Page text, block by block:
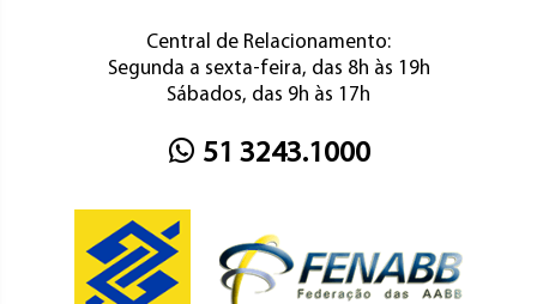
Central de Relacionamento:
Segunda a sexta-feira, das 8h às 19h
Sábados, das 9h às 17h
51 3243.1000